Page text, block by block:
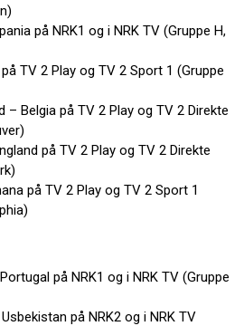
på NRK1 og i NRK TV (Gruppe H,
TV 2 Play og TV 2 Sport 1 (Gruppe
– Belgia på TV 2 Play og TV 2 Direkte
på TV 2 Play og TV 2 Direkte
på TV 2 Play og TV 2 Sport 1
på NRK1 og i NRK TV (Gruppe
på NRK2 og i NRK TV